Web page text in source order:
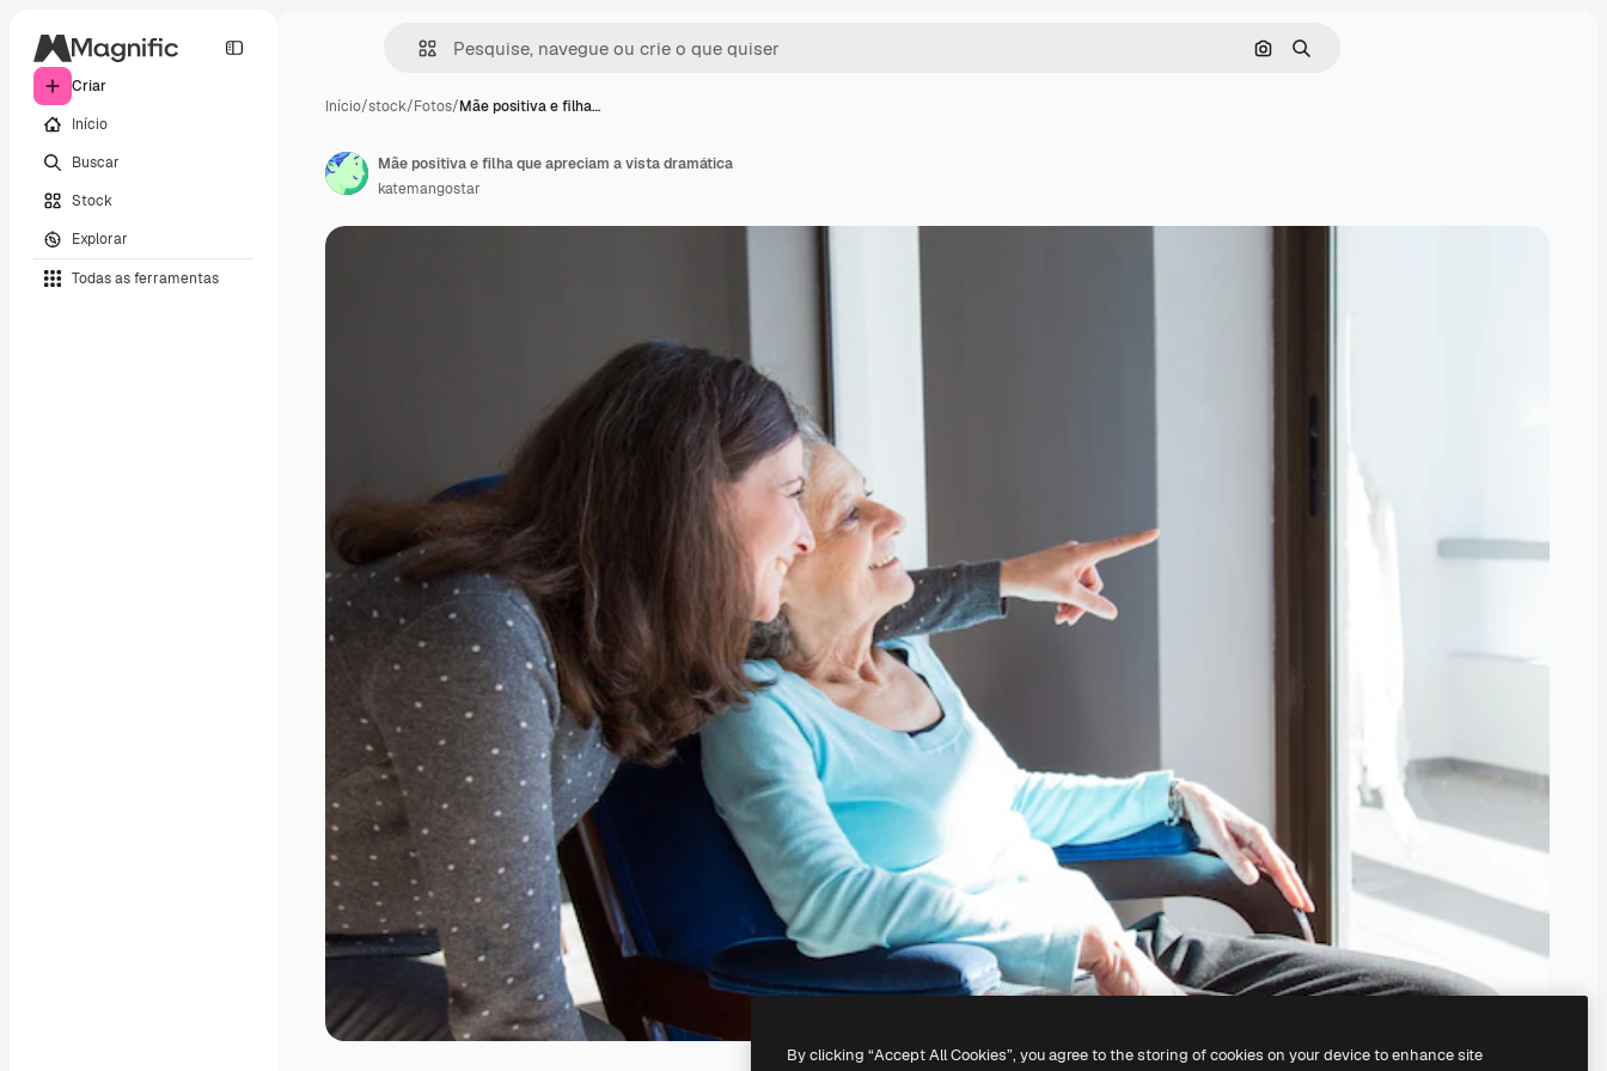
Criar
Início
Buscar
Stock
Explorar
Todas as ferramentas
Pesquisar por imagem
Buscar
Início/stock/Fotos/Mãe positiva e filha…
Mãe positiva e filha que apreciam a vista dramática
katemangostar
By clicking “Accept All Cookies”, you agree to the storing of cookies on your device to enhance site